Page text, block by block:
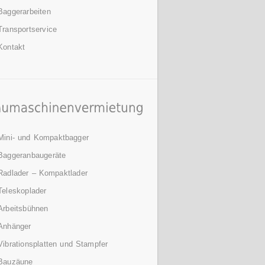
und Kompaktbagger
– Kompaktlader
und Stampfer